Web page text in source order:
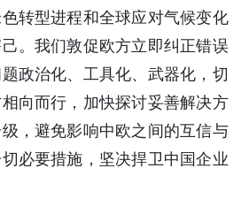
转型进程和全球应对气候变化
。我们敦促欧方立即纠正错误
政治化、工具化、武器化，切
向而行，加快探讨妥善解决方
，避免影响中欧之间的互信与
必要措施，坚决捍卫中国企业